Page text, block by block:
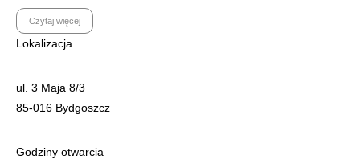
Czytaj więcej
Lokalizacja
ul. 3 Maja 8/3
85-016 Bydgoszcz
Godziny otwarcia